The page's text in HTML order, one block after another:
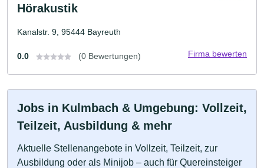
Hörakustik
Kanalstr. 9, 95444 Bayreuth
0.0 (0 Bewertungen) Firma bewerten
Jobs in Kulmbach & Umgebung: Vollzeit,
Teilzeit, Ausbildung & mehr
Aktuelle Stellenangebote in Vollzeit, Teilzeit, zur
Ausbildung oder als Minijob – auch für Quereinsteiger